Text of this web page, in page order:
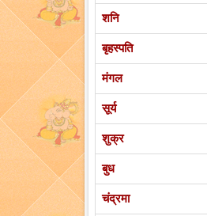
शनि
बृहस्पति
मंगल
सूर्य
शुक्र
बुध
चंद्रमा